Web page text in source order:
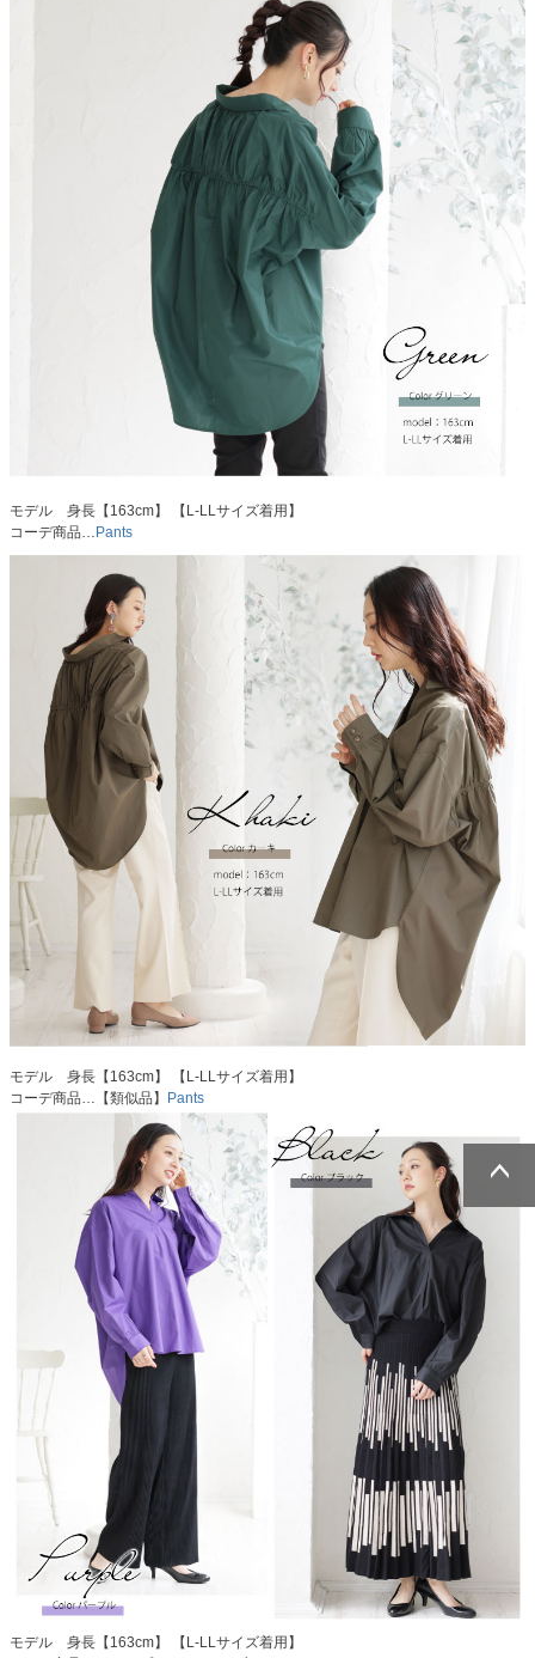
モデル 身長【163cm】 【L-LLサイズ着用】
コーデ商品… Pants
モデル 身長【163cm】 【L-LLサイズ着用】
コーデ商品…【類似品】
Pants
モデル 身長【163cm】 【L-LLサイズ着用】
プへ
プへ